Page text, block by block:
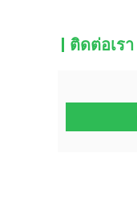
ติดต่อเรา